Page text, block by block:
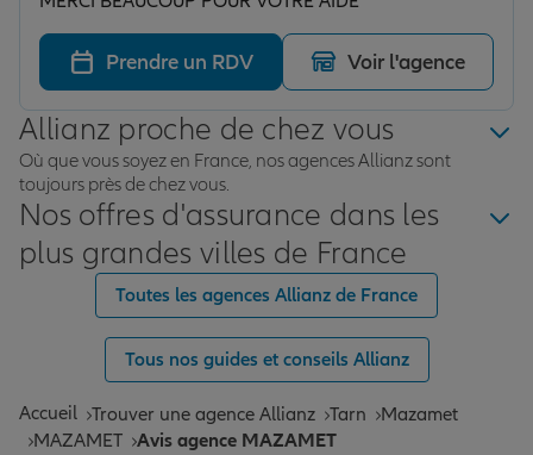
Prendre un RDV Voir l'agence
Allianz proche de chez vous
Où que vous soyez en France, nos agences Allianz sont
toujours près de chez vous.
Nos offres d'assurance dans les
plus grandes villes de France
Toutes les agences Allianz de France
Tous nos guides et conseils Allianz
Accueil Trouver une agence Allianz Tarn
Mazamet
MAZAMET Avis agence MAZAMET